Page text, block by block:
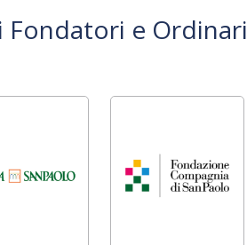
Fondatori e Ordinari